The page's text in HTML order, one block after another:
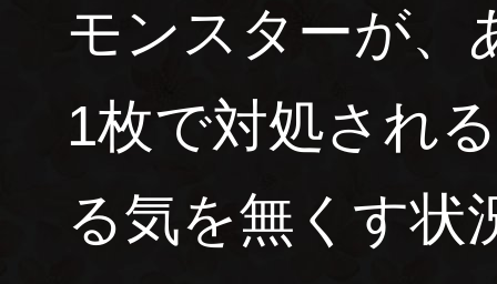
モンスターが、
1枚で対処され
る気を無くす状